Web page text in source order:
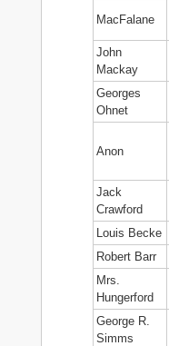
MacFalane
John
Mackay
Georges
Ohnet
Anon
Jack
Crawford
Louis Becke
Robert Barr
Mrs.
Hungerford
George R.
Simms